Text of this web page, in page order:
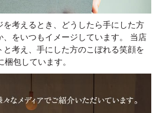
考えるとき、どうしたら手にした方
をいつもイメージしています。 当店
考え、手にした方のこぼれる笑顔を
包しています。